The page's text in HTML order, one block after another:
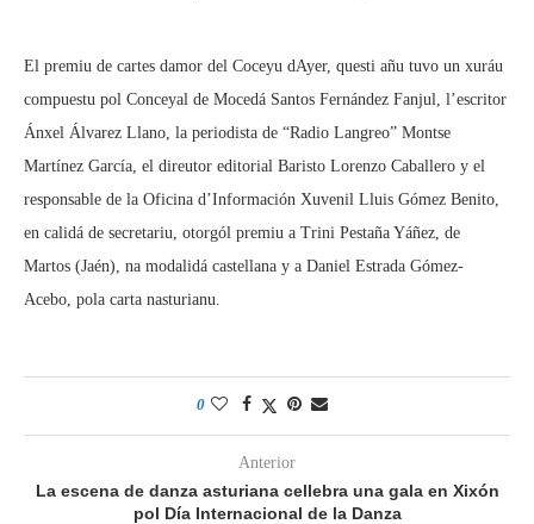
El premiu de cartes damor del Coceyu dAyer, questi añu tuvo un xuráu
compuestu pol Conceyal de Mocedá Santos Fernández Fanjul, l’escritor
Ánxel Álvarez Llano, la periodista de “Radio Langreo” Montse
Martínez García, el direutor editorial Baristo Lorenzo Caballero y el
responsable de la Oficina d’Información Xuvenil Lluis Gómez Benito,
en calidá de secretariu, otorgól premiu a Trini Pestaña Yáñez, de
Martos (Jaén), na modalidá castellana y a Daniel Estrada Gómez-
Acebo, pola carta nasturianu.
0
Anterior
La escena de danza asturiana cellebra una gala en Xixón
pol Día Internacional de la Danza